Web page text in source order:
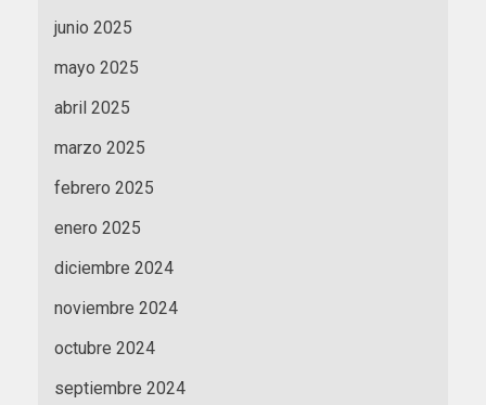
junio 2025
mayo 2025
abril 2025
marzo 2025
febrero 2025
enero 2025
diciembre 2024
noviembre 2024
octubre 2024
septiembre 2024